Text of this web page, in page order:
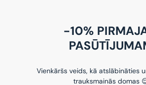
-10%
Vienkāršs veids, kā atslābināties
trauksmainās domas